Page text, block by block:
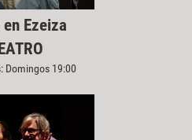
en Ezeiza
Domingos 19:00